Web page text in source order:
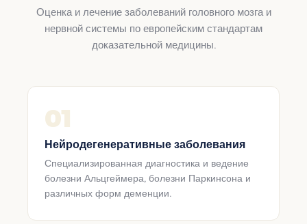
Оценка и лечение заболеваний головного мозга и
нервной системы по европейским стандартам
доказательной медицины.
01
Нейродегенеративные заболевания
Специализированная диагностика и ведение
болезни Альцгеймера, болезни Паркинсона и
различных форм деменции.